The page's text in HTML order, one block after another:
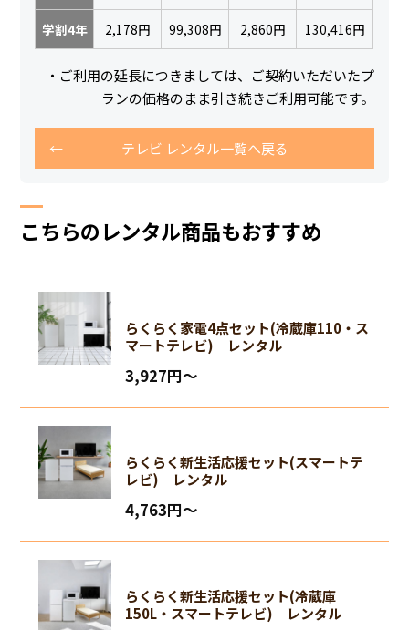
学割4年 2,178円 99,308円 2,860円 130,416円
・ご利用の延長につきましては、ご契約いただいたプ
ランの価格のまま引き続きご利用可能です。
テレビ レンタル一覧へ戻る
こちらのレンタル商品もおすすめ
らくらく家電4点セット(冷蔵庫110・ス
マートテレビ) レンタル
3,927円〜
らくらく新生活応援セット(スマートテ
レビ) レンタル
4,763円〜
らくらく新生活応援セット(冷蔵庫
150L・スマートテレビ) レンタル